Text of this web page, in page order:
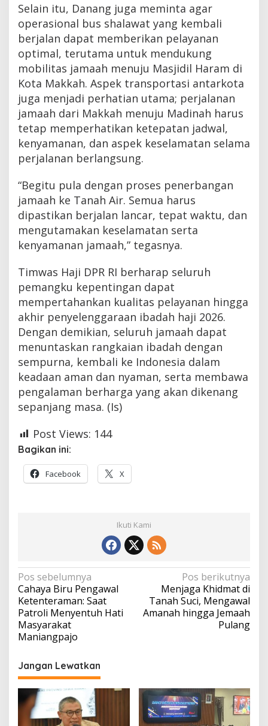
Selain itu, Danang juga meminta agar
operasional bus shalawat yang kembali
berjalan dapat memberikan pelayanan
optimal, terutama untuk mendukung
mobilitas jamaah menuju Masjidil Haram di
Kota Makkah. Aspek transportasi antarkota
juga menjadi perhatian utama; perjalanan
jamaah dari Makkah menuju Madinah harus
tetap memperhatikan ketepatan jadwal,
kenyamanan, dan aspek keselamatan selama
perjalanan berlangsung.
“Begitu pula dengan proses penerbangan
jamaah ke Tanah Air. Semua harus
dipastikan berjalan lancar, tepat waktu, dan
mengutamakan keselamatan serta
kenyamanan jamaah,” tegasnya.
Timwas Haji DPR RI berharap seluruh
pemangku kepentingan dapat
mempertahankan kualitas pelayanan hingga
akhir penyelenggaraan ibadah haji 2026.
Dengan demikian, seluruh jamaah dapat
menuntaskan rangkaian ibadah dengan
sempurna, kembali ke Indonesia dalam
keadaan aman dan nyaman, serta membawa
pengalaman berharga yang akan dikenang
sepanjang masa. (Is)
Post Views: 144
Bagikan ini:
Facebook X
Ikuti Kami
Navigasi
pos
Pos sebelumnya
Cahaya Biru Pengawal
Ketenteraman: Saat
Patroli Menyentuh Hati
Masyarakat
Maniangpajo
Pos berikutnya
Menjaga Khidmat di
Tanah Suci, Mengawal
Amanah hingga Jemaah
Pulang
Jangan Lewatkan